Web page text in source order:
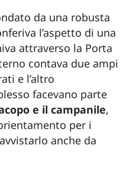
da una robusta
l’aspetto di una
attraverso la Porta
contava due ampi
e l’altro
facevano parte
e il campanile,
per i
anche da